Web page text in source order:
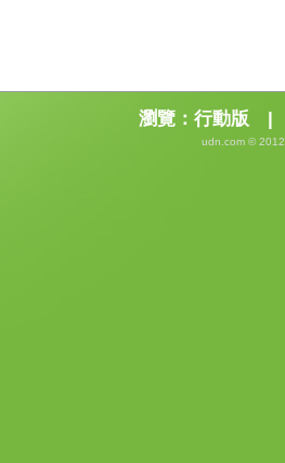
瀏覽： 行動版 |
udn.com © 2012